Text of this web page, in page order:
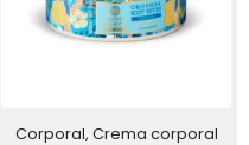
Corporal, Crema corporal